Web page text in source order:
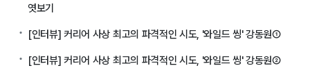
엿보기
[인터뷰] 커리어 사상 최고의 파격적인 시도, '와일드 씽' 강동원①
[인터뷰] 커리어 사상 최고의 파격적인 시도, '와일드 씽' 강동원②